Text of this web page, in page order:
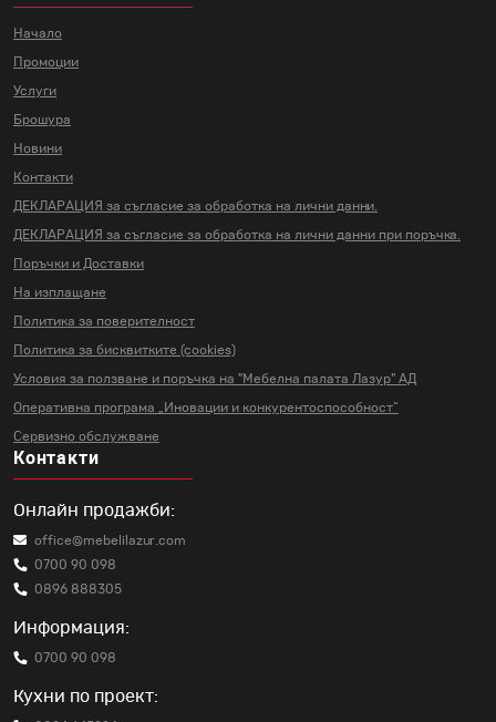
Начало
Промоции
Услуги
Брошура
Новини
Контакти
ДЕКЛАРАЦИЯ за съгласие за обработка на лични данни.
ДЕКЛАРАЦИЯ за съгласие за обработка на лични данни при поръчка.
Поръчки и Доставки
На изплащане
Политика за поверителност
Политика за бисквитките (cookies)
Условия за ползване и поръчка на "Мебелна палата Лазур" АД
Оперативна програма „Иновации и конкурентоспособност“
Сервизно обслужване
Контакти
Онлайн продажби:
office@mebelilazur.com
0700 90 098
0896 888305
Информация:
0700 90 098
Кухни по проект: